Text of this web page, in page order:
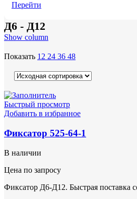
Перейти
Д6 - Д12
Show column
Показать 12 24 36 48
Быстрый просмотр
Добавить в избранное
Фиксатор 525-64-1
В наличии
Цена по запросу
Фиксатор Д6-Д12. Быстрая поставка